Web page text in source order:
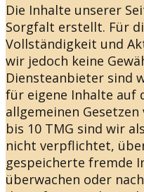
Die Inhalte unserer
Sorgfalt erstellt. Für
Vollständigkeit und
wir jedoch keine
Diensteanbieter sind
für eigene Inhalte auf
allgemeinen
bis 10 TMG sind wir
nicht verpflichtet,
gespeicherte fremde
überwachen oder